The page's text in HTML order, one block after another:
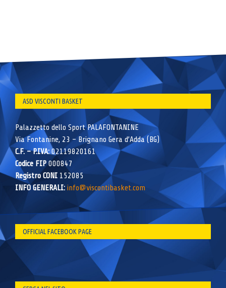
ASD VISCONTI BASKET
Palazzetto dello Sport PALAFONTANINE
Via Fontanine, 23 – Brignano Gera d’Adda (BG)
C.F. – P.IVA:02119820161
Codice FIP000847
Registro CONI 152085
INFO GENERALI: info@viscontibasket.com
OFFICIAL FACEBOOK PAGE